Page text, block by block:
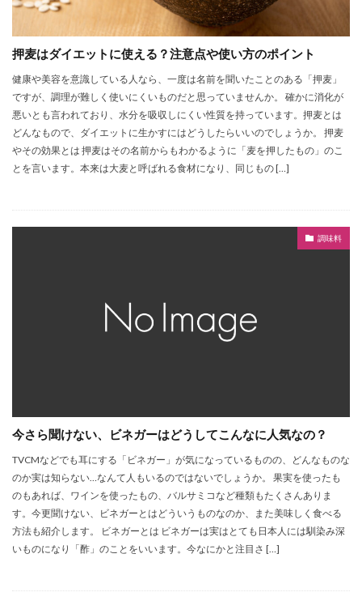
押麦はダイエットに使える？注意点や使い方のポイント
健康や美容を意識している人なら、一度は名前を聞いたことのある「押麦」
ですが、調理が難しく使いにくいものだと思っていませんか。 確かに消化が
悪いとも言われており、水分を吸収しにくい性質を持っています。押麦とは
どんなもので、ダイエットに生かすにはどうしたらいいのでしょうか。 押麦
やその効果とは 押麦はその名前からもわかるように「麦を押したもの」のこ
とを言います。本来は大麦と呼ばれる食材になり、同じもの […]
調味料
今さら聞けない、ビネガーはどうしてこんなに人気なの？
TVCMなどでも耳にする「ビネガー」が気になっているものの、どんなものな
のか実は知らない…なんて人もいるのではないでしょうか。 果実を使ったも
のもあれば、ワインを使ったもの、バルサミコなど種類もたくさんありま
す。今更聞けない、ビネガーとはどういうものなのか、また美味しく食べる
方法も紹介します。 ビネガーとは ビネガーは実はとても日本人には馴染み深
いものになり「酢」のことをいいます。今なにかと注目さ […]